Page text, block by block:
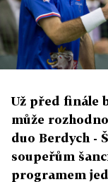
Už před finále
může
duo Berdych -
soupeřům
programem